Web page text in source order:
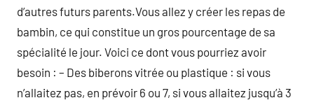
d’autres futurs parents.Vous allez y créer les repas de
bambin, ce qui constitue un gros pourcentage de sa
spécialité le jour. Voici ce dont vous pourriez avoir
besoin : – Des biberons vitrée ou plastique : si vous
n’allaitez pas, en prévoir 6 ou 7, si vous allaitez jusqu’à 3